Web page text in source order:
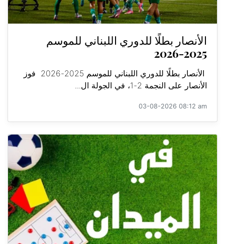
الأنصار بطلًا للدوري اللبناني للموسم
2025-2026
الأنصار بطلًا للدوري اللبناني للموسم 2025-2026 فوز
الأنصار على النجمة 2-1، في الجولة ال...
03-08-2026 08:12 am